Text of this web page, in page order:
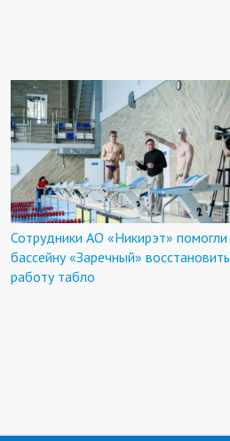
Сотрудники АО «Никирэт» помогли
бассейну «Заречный» восстановить
работу табло